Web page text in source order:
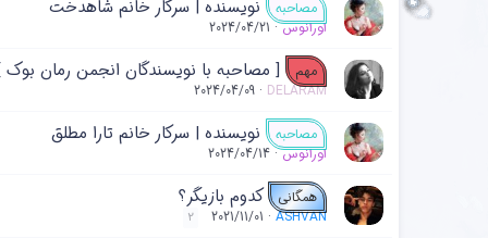
مصاحبه نویسنده | سرکار خانم شاهدخت
اورانوس 2024/04/21
مهم [ مصاحبه با نویسندگان انجمن رمان بوک
DELARAM
2024/04/09
مصاحبه نویسنده | سرکار خانم تارا مطلق
اورانوس 2024/04/14
همگانی کدوم بازیگر؟
ASHVAN
2021/11/01
2